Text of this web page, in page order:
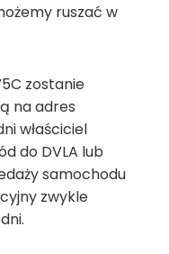
ruszać w
zostanie
na adres
właściciel
do DVLA lub
samochodu
zwykle